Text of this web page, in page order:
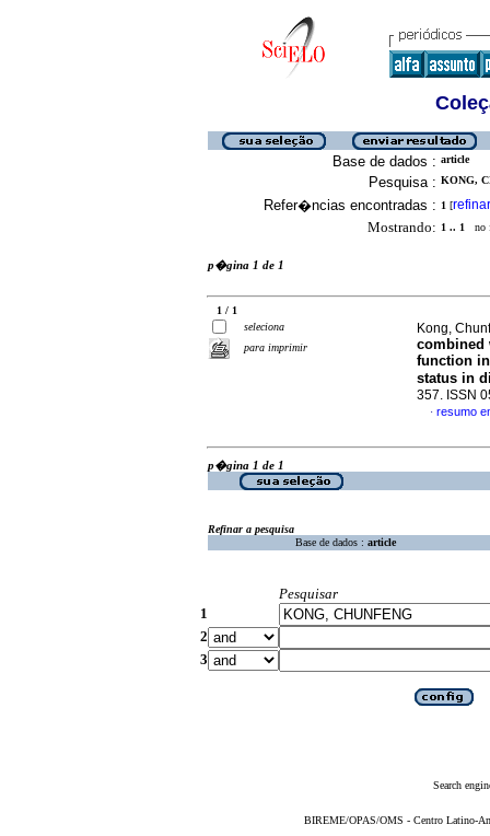
Base de dados : article
Pesquisa : KONG,
Refer�ncias encontradas : 1 [refinar
Mostrando: 1 .. 1 no
p�gina 1 de 1
1 / 1
seleciona
para imprimir
Kong,
combined
function
status in
357. ISSN
· resumo
p�gina 1 de 1
Refinar a pesquisa
Base de dados : article
Pesquisar
1
2
3
Search
BIREME/OPAS/OMS - Centro Latino-